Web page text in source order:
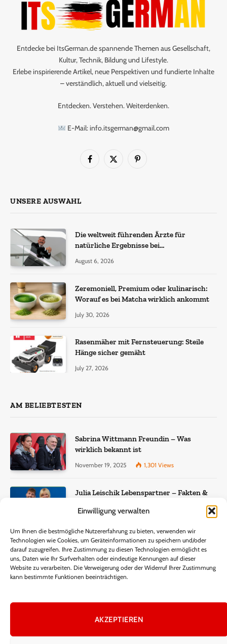
Einwilligung verwalten
Um Ihnen die bestmögliche Nutzererfahrung zu bieten, verwenden wir
Technologien wie Cookies, um Geräteinformationen zu speichern und/oder
darauf zuzugreifen. Ihre Zustimmung zu diesen Technologien ermöglicht es
uns, Daten wie Ihr Surfverhalten oder eindeutige Kennungen auf dieser
Website zu verarbeiten. Die Verweigerung oder der Widerruf Ihrer Zustimmung
kann bestimmte Funktionen beeinträchtigen.
AKZEPTIEREN
Entdecke bei ItsGerman.de spannende Themen aus Gesellschaft,
Kultur, Technik, Bildung und Lifestyle.
Erlebe inspirierende Artikel, neue Perspektiven und fundierte Inhalte
– verständlich, aktuell und vielseitig.
Entdecken. Verstehen. Weiterdenken.
E-Mail: info.itsgerman@gmail.com
Facebook
X
Pinterest
UNSERE AUSWAHL
Die weltweit führenden Ärzte für
natürliche Ergebnisse bei
August 6, 2026
Zeremoniell, Premium oder kulinarisch:
Worauf es bei Matcha wirklich ankommt
July 30, 2026
Rasenmäher mit Fernsteuerung: Steile
Hänge sicher gemäht
July 27, 2026
AM BELIEBTESTEN
Sabrina Wittmann Freundin – Was
wirklich bekannt ist
November 19, 2025 1,301 Views
Julia Leischik Lebenspartner – Fakten &
Lisa Eckhart Gewicht – Fakten, Wahrheit
und öffentliche Wahrnehmung
November 15, 2025 340Views